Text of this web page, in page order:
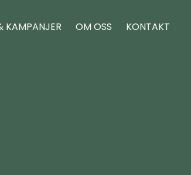
KAMPANJER OM OSS KONTAKT